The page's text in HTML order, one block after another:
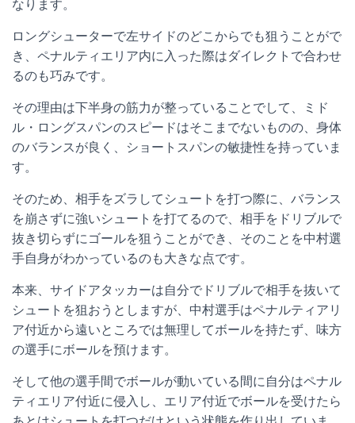
なります。
ロングシューターで左サイドのどこからでも狙うことがで
き、ペナルティエリア内に入った際はダイレクトで合わせ
るのも巧みです。
その理由は下半身の筋力が整っていることでして、ミド
ル・ロングスパンのスピードはそこまでないものの、身体
のバランスが良く、ショートスパンの敏捷性を持っていま
す。
そのため、相手をズラしてシュートを打つ際に、バランス
を崩さずに強いシュートを打てるので、相手をドリブルで
抜き切らずにゴールを狙うことができ、そのことを中村選
手自身がわかっているのも大きな点です。
本来、サイドアタッカーは自分でドリブルで相手を抜いて
シュートを狙おうとしますが、中村選手はペナルティアリ
ア付近から遠いところでは無理してボールを持たず、味方
の選手にボールを預けます。
そして他の選手間でボールが動いている間に自分はペナル
ティエリア付近に侵入し、エリア付近でボールを受けたら